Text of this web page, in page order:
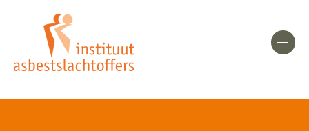
Heeft u Mesothelioom?
Heeft u Asbestose?